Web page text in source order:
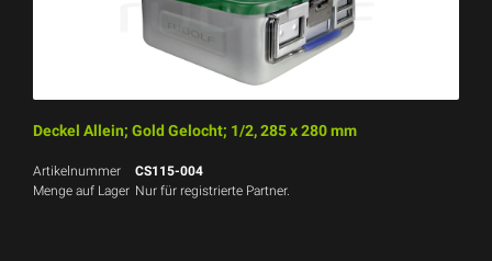
Deckel Allein; Gold Gelocht; 1/2, 285 x 280 mm
Artikelnummer
CS115-004
Menge auf Lager Nur für registrierte Partner.